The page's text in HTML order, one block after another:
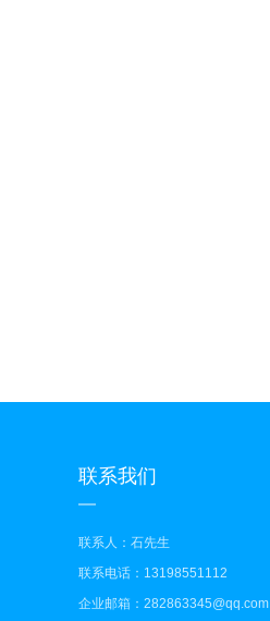
联系我们
联系人：石先生
联系电话：13198551112
企业邮箱：282863345@qq.com